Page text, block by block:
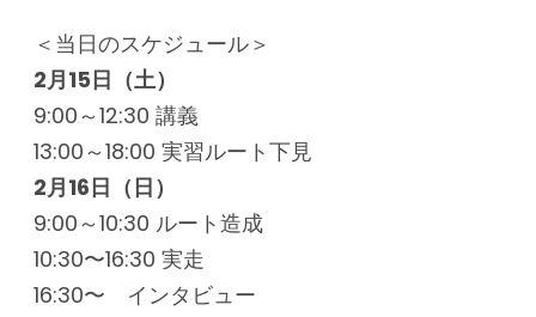
＜当日のスケジュール＞
2月15日（土）
9:00～12:30 講義
13:00～18:00 実習ルート下見
2月16日（日）
9:00～10:30 ルート造成
10:30〜16:30 実走
16:30〜 インタビュー